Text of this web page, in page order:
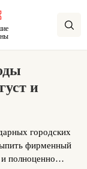
и
городских
фирменный
полноценно